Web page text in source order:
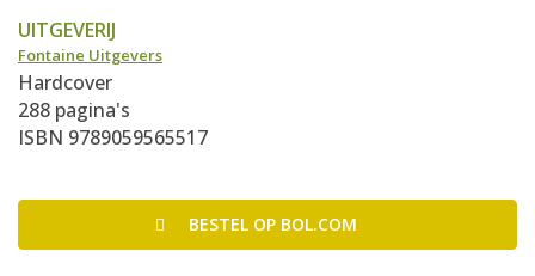
UITGEVERIJ
Fontaine Uitgevers
Hardcover
288 pagina's
ISBN 9789059565517
BESTEL OP BOL.COM